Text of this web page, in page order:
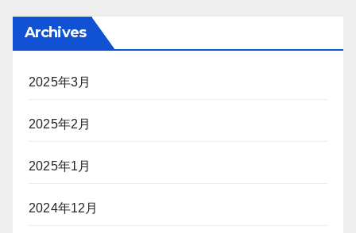
Archives
2025年3月
2025年2月
2025年1月
2024年12月